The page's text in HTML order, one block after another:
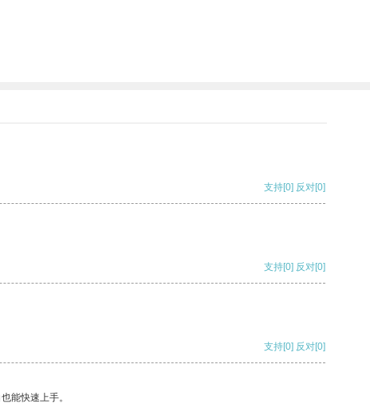
支持[0] 反对[0]
支持[0] 反对[0]
支持[0] 反对[0]
能快速上手。